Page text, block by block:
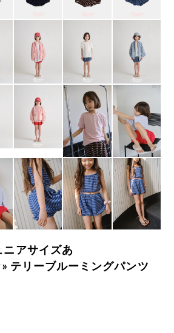
アサイズあ
テリーブルーミングパンツ